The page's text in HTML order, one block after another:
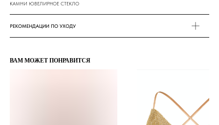
КАМНИ ЮВЕЛИРНОЕ СТЕКЛО
РЕКОМЕНДАЦИИ ПО УХОДУ
ВАМ МОЖЕТ ПОНРАВИТСЯ